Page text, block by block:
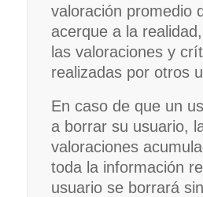
valoración promedio
acerque a la
las valoraciones y
realizadas por otros
En caso de que un
a borrar su usuario,
valoraciones
toda la información
usuario se borrará